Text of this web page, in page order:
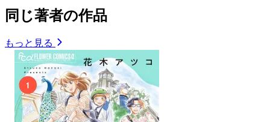
同じ著者の作品
もっと見る